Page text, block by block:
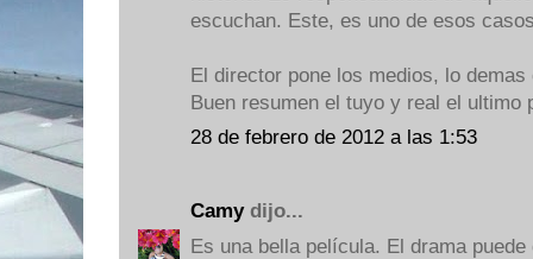
escuchan. Este, es uno de esos
El director pone los medios, lo demas
Buen resumen el tuyo y real el ultimo
28 de febrero de 2012 a las 1:53
Camydijo...
Es una bella película. El drama